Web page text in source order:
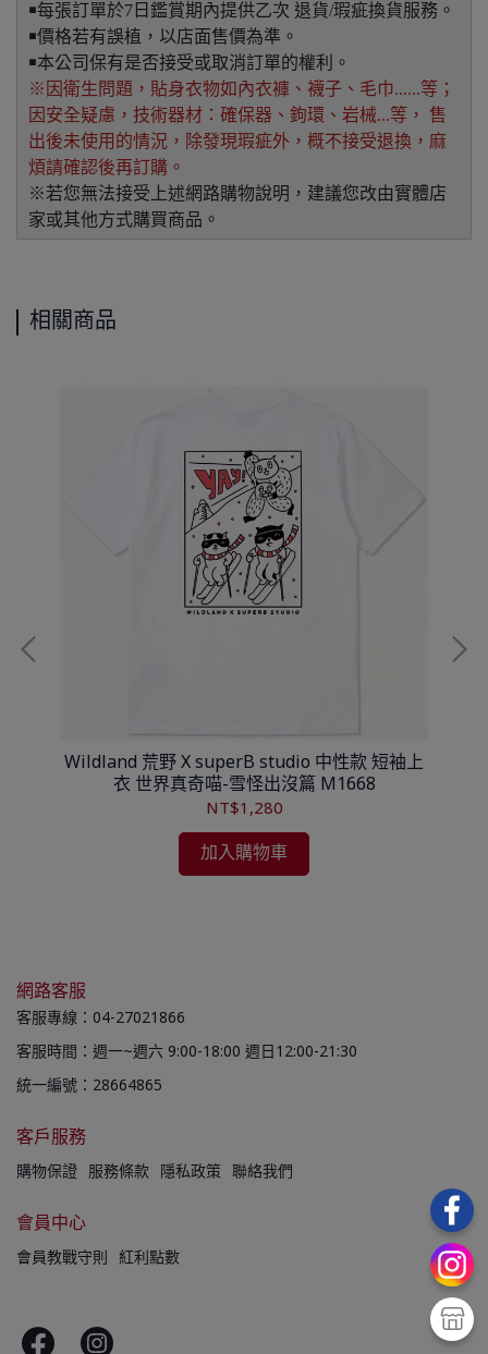
￭每張訂單於7日鑑賞期內提供乙次 退貨/瑕疵換貨服務。
￭價格若有誤植，以店面售價為準。
￭本公司保有是否接受或取消訂單的權利。
※因衛生問題，貼身衣物如內衣褲、襪子、毛巾......等；
因安全疑慮，技術器材：確保器、鉤環、岩械...等， 售
出後未使用的情況，除發現瑕疵外，概不接受退換，麻
煩請確認後再訂購。
※若您無法接受上述網路購物說明，建議您改由實體店
家或其他方式購買商品。
相關商品
Wildland 荒野 X superB studio 中性款 短袖上
衣 世界真奇喵-雪怪出沒篇 M1668
NT$1,280
加入購物車
網路客服
客服專線：04-27021866
客服時間：週一~週六 9:00-18:00 週日12:00-21:30
統一編號：28664865
客戶服務
購物保證 服務條款 隱私政策 聯絡我們
會員中心
會員教戰守則 紅利點數